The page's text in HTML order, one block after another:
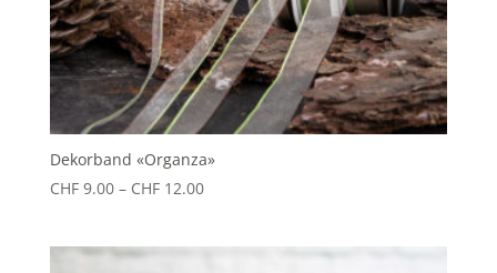
Dekorband «Organza»
CHF9.00 – CHF12.00Preisspanne: